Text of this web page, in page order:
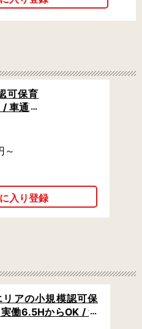
可保育
/ 車通勤
～
リアの小規模認可保
働6.5HからOK / 週